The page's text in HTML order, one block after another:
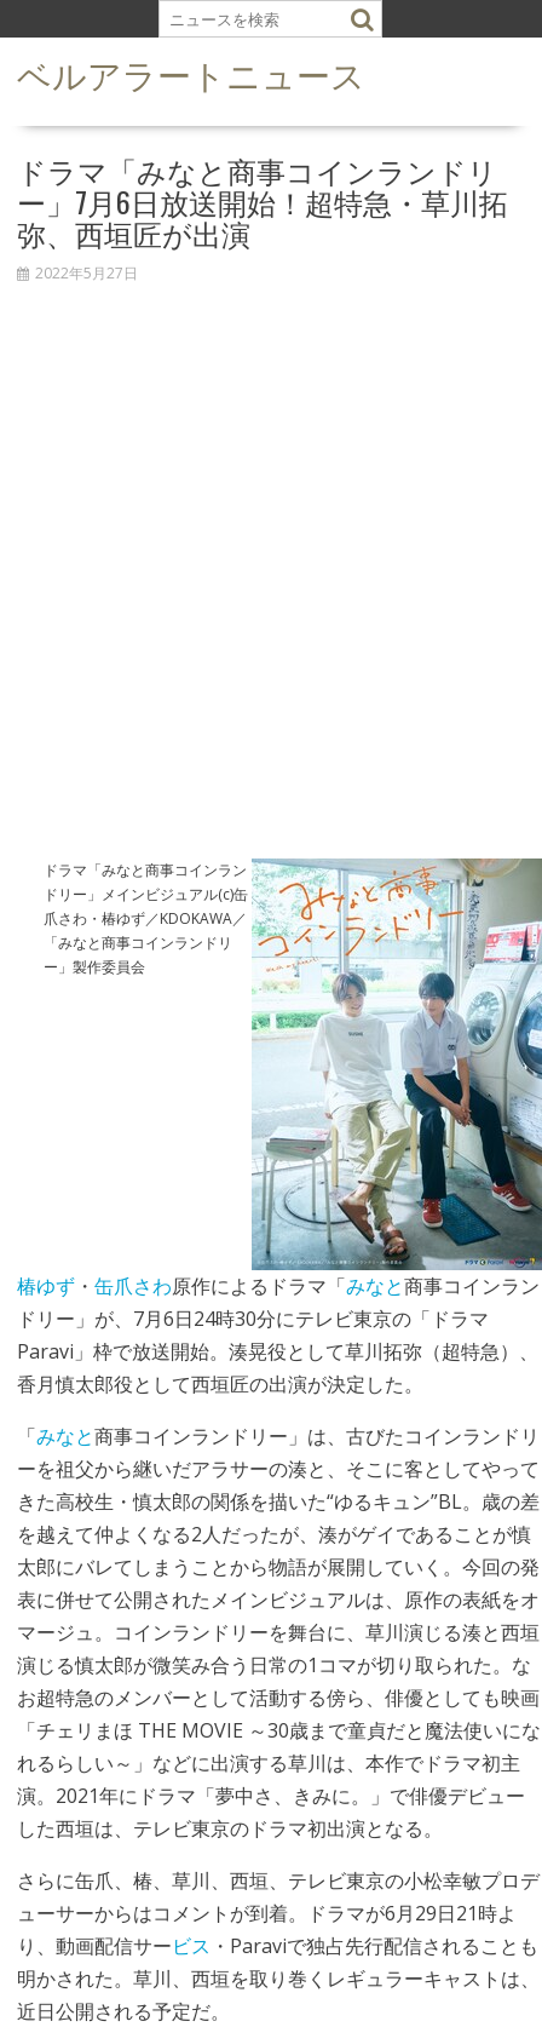
k
ベルアラートニュース
ドラマ「みなと商事コインランドリ
ー」7月6日放送開始！超特急・草川拓
弥、西垣匠が出演
2022年5月27日
ドラマ「みなと商事コインラン
ドリー」メインビジュアル(c)缶
爪さわ・椿ゆず／KDOKAWA／
「みなと商事コインランドリ
ー」製作委員会
椿ゆず・ 缶爪さわ原作によるドラマ「みなと商事コインラン
ドリー」が、7月6日24時30分にテレビ東京の「ドラマ
Paravi」枠で放送開始。湊晃役として草川拓弥（超特急）、
香月慎太郎役として西垣匠の出演が決定した。
「みなと商事コインランドリー」は、古びたコインランドリ
ーを祖父から継いだアラサーの湊と、そこに客としてやって
きた高校生・慎太郎の関係を描いた“ゆるキュン”BL。歳の差
を越えて仲よくなる2人だったが、湊がゲイであることが慎
太郎にバレてしまうことから物語が展開していく。今回の発
表に併せて公開されたメインビジュアルは、原作の表紙をオ
マージュ。コインランドリーを舞台に、草川演じる湊と西垣
演じる慎太郎が微笑み合う日常の1コマが切り取られた。な
お超特急のメンバーとして活動する傍ら、俳優としても映画
「チェリまほ THE MOVIE ～30歳まで童貞だと魔法使いにな
れるらしい～」などに出演する草川は、本作でドラマ初主
演。2021年にドラマ「夢中さ、きみに。」で俳優デビュー
した西垣は、テレビ東京のドラマ初出演となる。
さらに缶爪、椿、草川、西垣、テレビ東京の小松幸敏プロデ
ューサーからはコメントが到着。ドラマが6月29日21時よ
り、動画配信サービス ・Paraviで独占先行配信されることも
明かされた。草川、西垣を取り巻くレギュラーキャストは、
近日公開される予定だ。